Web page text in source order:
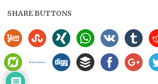
SHARE BUTTONS